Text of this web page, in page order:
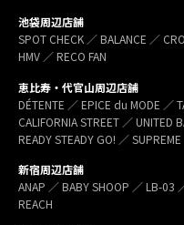
池袋周辺店舗
SPOT CHECK ／ BALANCE ／
HMV ／ RECO FAN
恵比寿・代官山周辺店舗
DÉTENTE ／ EPICE du MODE ／
CALIFORNIA STREET ／
READY STEADY GO! ／ SUPREME
新宿周辺店舗
ANAP ／ BABY SHOOP ／ LB-03
REACH